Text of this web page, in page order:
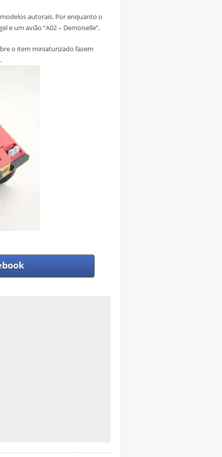
autorais. Por enquanto o
e um avião “A02 – Demoiselle”.
o item miniaturizado fazem